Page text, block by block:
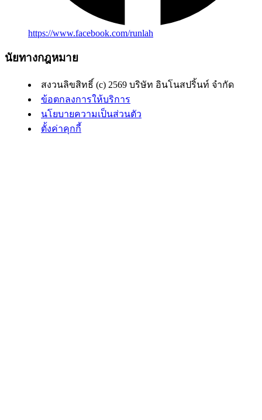
https://www.facebook.com/runlah
นัยทางกฎหมาย
สงวนลิขสิทธิ์ (c) 2569 บริษัท อินโนสปริ้นท์ จำกัด
ข้อตกลงการให้บริการ
นโยบายความเป็นส่วนตัว
ตั้งค่าคุกกี้